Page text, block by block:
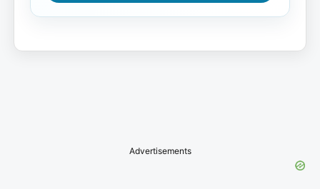
Advertisements